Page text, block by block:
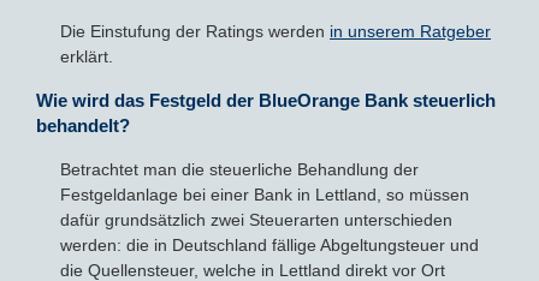
Die Einstufung der Ratings werden in unserem Ratgeber
erklärt.
Wie wird das Festgeld der BlueOrange Bank steuerlich
behandelt?
Betrachtet man die steuerliche Behandlung der
Festgeldanlage bei einer Bank in Lettland, so müssen
dafür grundsätzlich zwei Steuerarten unterschieden
werden: die in Deutschland fällige Abgeltungsteuer und
die Quellensteuer, welche in Lettland direkt vor Ort